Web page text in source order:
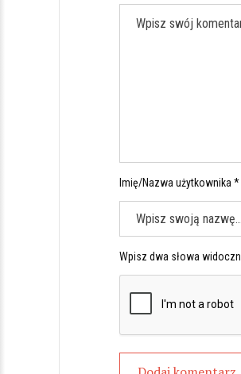
Imię/Nazwa użytkownika *
Wpisz dwa słowa